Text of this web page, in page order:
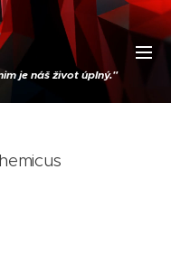
je náš život úplný."